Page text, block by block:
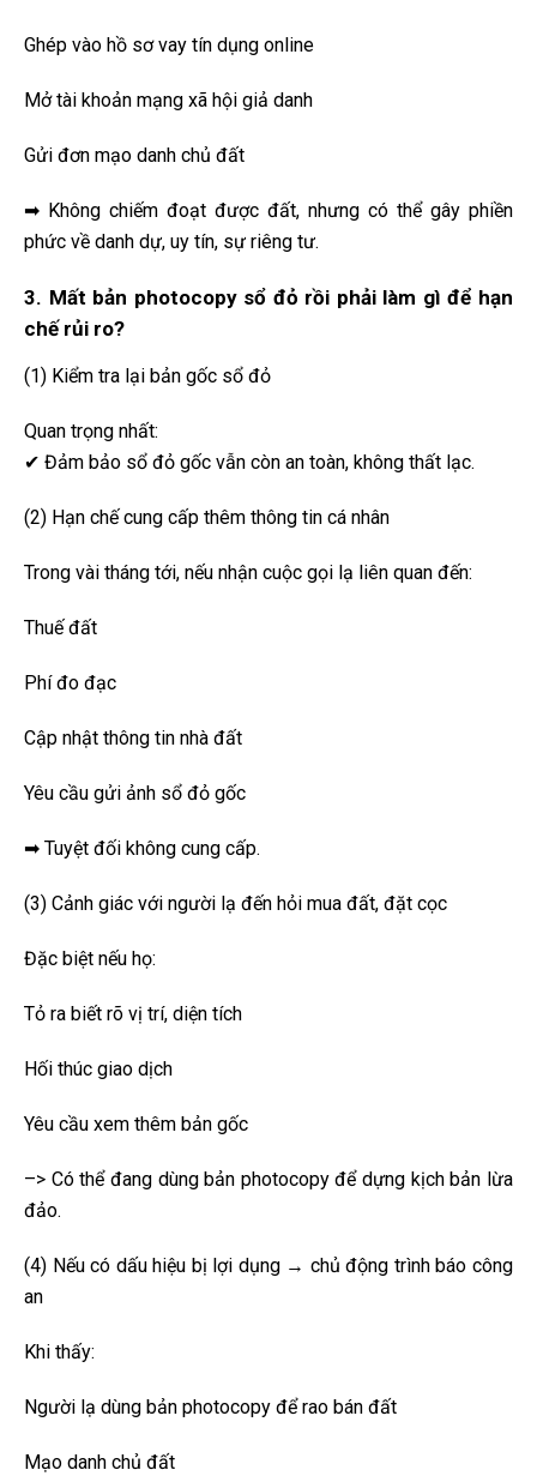
Ghép vào hồ sơ vay tín dụng online
Mở tài khoản mạng xã hội giả danh
Gửi đơn mạo danh chủ đất
➡ Không chiếm đoạt được đất, nhưng có thể gây phiền
phức về danh dự, uy tín, sự riêng tư.
3. Mất bản photocopy sổ đỏ rồi phải làm gì để hạn
chế rủi ro?
(1) Kiểm tra lại bản gốc sổ đỏ
Quan trọng nhất:
✔ Đảm bảo sổ đỏ gốc vẫn còn an toàn, không thất lạc.
(2) Hạn chế cung cấp thêm thông tin cá nhân
Trong vài tháng tới, nếu nhận cuộc gọi lạ liên quan đến:
Thuế đất
Phí đo đạc
Cập nhật thông tin nhà đất
Yêu cầu gửi ảnh sổ đỏ gốc
➡ Tuyệt đối không cung cấp.
(3) Cảnh giác với người lạ đến hỏi mua đất, đặt cọc
Đặc biệt nếu họ:
Tỏ ra biết rõ vị trí, diện tích
Hối thúc giao dịch
Yêu cầu xem thêm bản gốc
–> Có thể đang dùng bản photocopy để dựng kịch bản lừa
đảo.
(4) Nếu có dấu hiệu bị lợi dụng → chủ động trình báo công
an
Khi thấy:
Người lạ dùng bản photocopy để rao bán đất
Mạo danh chủ đất